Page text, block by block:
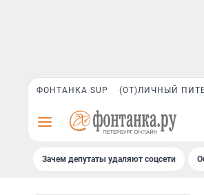
ФОНТАНКА SUP (ОТ)ЛИЧНЫЙ
Зачем депутаты удаляют соцсети